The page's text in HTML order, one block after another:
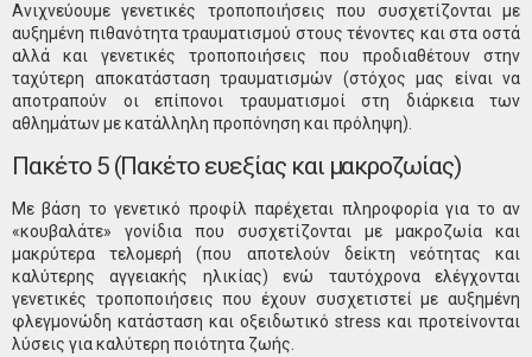
Ανιχνεύουμε γενετικές τροποποιήσεις που συσχετίζονται με
αυξημένη πιθανότητα τραυματισμού στους τένοντες και στα οστά
αλλά και γενετικές τροποποιήσεις που προδιαθέτουν στην
ταχύτερη αποκατάσταση τραυματισμών (στόχος μας είναι να
αποτραπούν οι επίπονοι τραυματισμοί στη διάρκεια των
αθλημάτων με κατάλληλη προπόνηση και πρόληψη).
Πακέτο 5 (Πακέτο ευεξίας και μακροζωίας)
Με βάση το γενετικό προφίλ παρέχεται πληροφορία για το αν
«κουβαλάτε» γονίδια που συσχετίζονται με μακροζωία και
μακρύτερα τελομερή (που αποτελούν δείκτη νεότητας και
καλύτερης αγγειακής ηλικίας) ενώ ταυτόχρονα ελέγχονται
γενετικές τροποποιήσεις που έχουν συσχετιστεί με αυξημένη
φλεγμονώδη κατάσταση και οξειδωτικό stress και προτείνονται
λύσεις για καλύτερη ποιότητα ζωής.